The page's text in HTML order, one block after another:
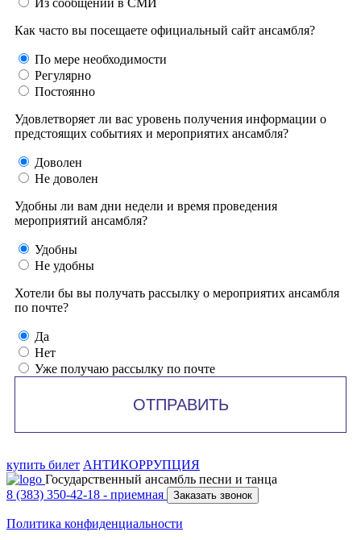
Как часто вы посещаете официальный сайт ансамбля?
По мере необходимости
Регулярно
Постоянно
Удовлетворяет ли вас уровень получения информации о
предстоящих событиях и мероприятих ансамбля?
Доволен
Не доволен
Удобны ли вам дни недели и время проведения
мероприятий ансамбля?
Удобны
Не удобны
Хотели бы вы получать рассылку о мероприятих ансамбля
по почте?
Да
Нет
Уже получаю рассылку по почте
ОТПРАВИТЬ
купить билет АНТИКОРРУПЦИЯ
Государственный ансамбль песни и танца
8 (383) 350-42-18 - приемная Заказать звонок
Политика конфиденциальности